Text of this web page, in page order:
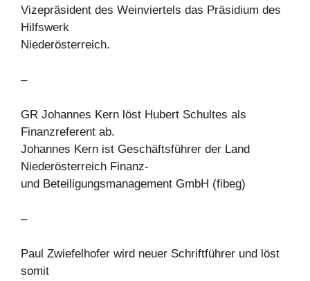
Vizepräsident des Weinviertels das Präsidium des
Hilfswerk
Niederösterreich.
–
GR Johannes Kern löst Hubert Schultes als
Finanzreferent ab.
Johannes Kern ist Geschäftsführer der Land
Niederösterreich Finanz-
und Beteiligungsmanagement GmbH (fibeg)
–
Paul Zwiefelhofer wird neuer Schriftführer und löst
somit